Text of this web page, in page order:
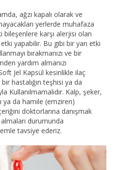
ağzı kapalı olarak ve
yerlerde muhafaza
bileşenlere karşı alerjisi olan
etki yapabilir. Bu gibi bir yan etki
bırakmanızı ve bir
yardım almanızı
Jel Kapsül kesinlikle ilaç
hastalığın teşhisi ya da
Kullanılmamalıdır. Kalp, şeker,
ya da hamile (emziren)
doktorlarına danışmak
durumunda
tavsiye ederiz.